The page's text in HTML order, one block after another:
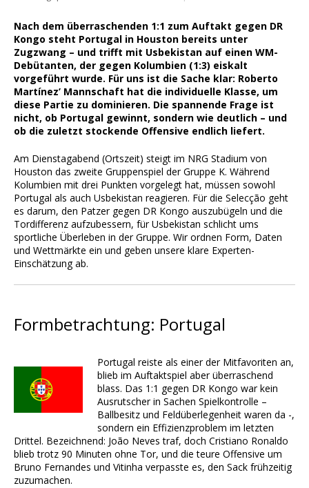
Nach dem überraschenden 1:1 zum Auftakt gegen DR
Kongo steht Portugal in Houston bereits unter
Zugzwang – und trifft mit Usbekistan auf einen WM-
Debütanten, der gegen Kolumbien (1:3) eiskalt
vorgeführt wurde. Für uns ist die Sache klar: Roberto
Martínez’ Mannschaft hat die individuelle Klasse, um
diese Partie zu dominieren. Die spannende Frage ist
nicht, ob Portugal gewinnt, sondern wie deutlich – und
ob die zuletzt stockende Offensive endlich liefert.
Am Dienstagabend (Ortszeit) steigt im NRG Stadium von
Houston das zweite Gruppenspiel der Gruppe K. Während
Kolumbien mit drei Punkten vorgelegt hat, müssen sowohl
Portugal als auch Usbekistan reagieren. Für die Selecção geht
es darum, den Patzer gegen DR Kongo auszubügeln und die
Tordifferenz aufzubessern, für Usbekistan schlicht ums
sportliche Überleben in der Gruppe. Wir ordnen Form, Daten
und Wettmärkte ein und geben unsere klare Experten-
Einschätzung ab.
Formbetrachtung: Portugal
Portugal reiste als einer der Mitfavoriten an,
blieb im Auftaktspiel aber überraschend
blass. Das 1:1 gegen DR Kongo war kein
Ausrutscher in Sachen Spielkontrolle –
Ballbesitz und Feldüberlegenheit waren da -,
sondern ein Effizienzproblem im letzten
Drittel. Bezeichnend: João Neves traf, doch Cristiano Ronaldo
blieb trotz 90 Minuten ohne Tor, und die teure Offensive um
Bruno Fernandes und Vitinha verpasste es, den Sack frühzeitig
zuzumachen.